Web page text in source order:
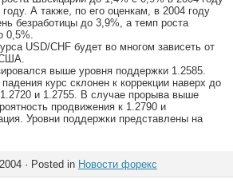
А также, по его оценкам, в 2004 году
безработицы до 3,9%, а темп роста
0,5%.
USD/CHF будет во многом зависеть от
США.
выше уровня поддержки 1.2585.
курс склонен к коррекции наверх до
и 1.2755. В случае прорыва выше
продвижения к 1.2790 и
Уровни поддержки представлены на
· Posted in Новости форекс